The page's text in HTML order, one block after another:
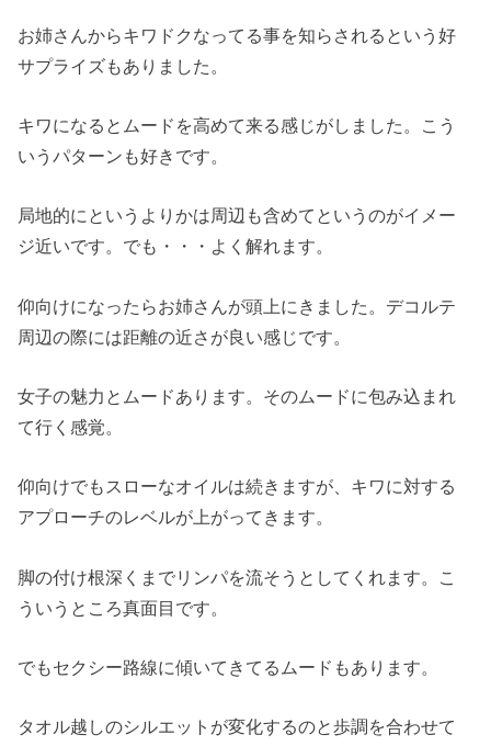
お姉さんからキワドクなってる事を知らされるという好
サプライズもありました。
キワになるとムードを高めて来る感じがしました。こう
いうパターンも好きです。
局地的にというよりかは周辺も含めてというのがイメー
ジ近いです。でも・・・よく解れます。
仰向けになったらお姉さんが頭上にきました。デコルテ
周辺の際には距離の近さが良い感じです。
女子の魅力とムードあります。そのムードに包み込まれ
て行く感覚。
仰向けでもスローなオイルは続きますが、キワに対する
アプローチのレベルが上がってきます。
脚の付け根深くまでリンパを流そうとしてくれます。こ
ういうところ真面目です。
でもセクシー路線に傾いてきてるムードもあります。
タオル越しのシルエットが変化するのと歩調を合わせて